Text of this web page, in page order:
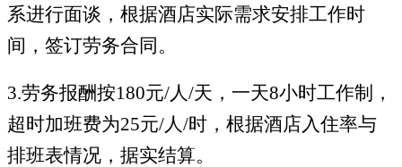
系进行面谈，根据酒店实际需求安排工作时
间，签订劳务合同。
3.劳务报酬按180元/人/天，一天8小时工作制，
超时加班费为25元/人/时，根据酒店入住率与
排班表情况，据实结算。